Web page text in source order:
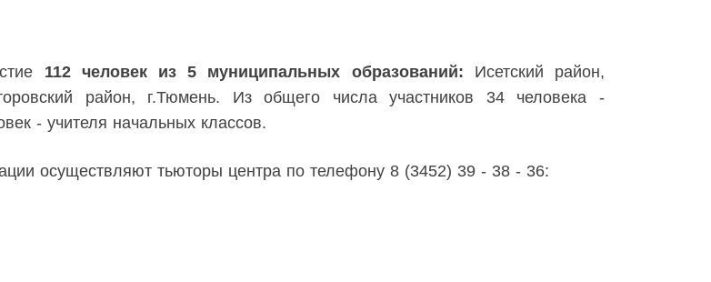
112 человек из 5 муниципальных образований: Исетский район,
район, г.Тюмень. Из общего числа участников 34 человека -
- учителя начальных классов.
осуществляют тьюторы центра по телефону 8 (3452) 39 - 38 - 36: